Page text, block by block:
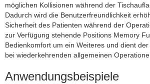
möglichen Kollisionen während der
Dadurch wird die Benutzerfreundlichkeit
Sicherheit des Patienten während der
zur Verfügung stehende Positions Memory
Bedienkomfort um ein Weiteres und dient
bei wiederkehrenden allgemeinen
Anwendungsbeispiele